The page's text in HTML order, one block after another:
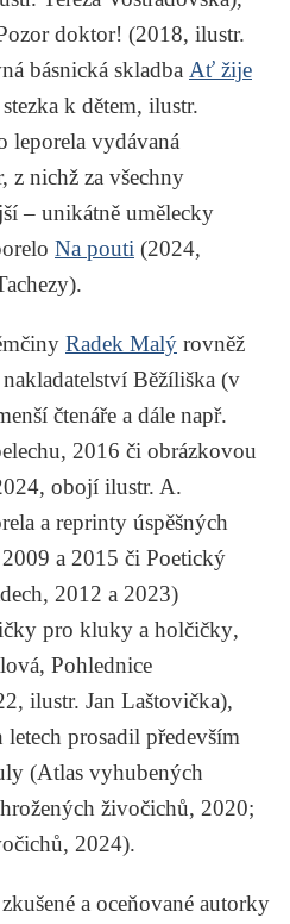
doktor! (2018, ilustr.
básnická skladba Ať žije
k dětem, ilustr.
leporela vydávaná
z nichž za všechny
– unikátně umělecky
Na pouti (2024,
Radek Malý rovněž
Běžíliška (v
čtenáře a dále např.
, 2016 či obrázkovou
obojí ilustr. A.
a reprinty úspěšných
2009 a 2015 či Poetický
, 2012 a 2023)
pro kluky a holčičky,
Pohlednice
ilustr. Jan Laštovička),
prosadil především
(Atlas vyhubených
živočichů, 2020;
, 2024).
a oceňované autorky